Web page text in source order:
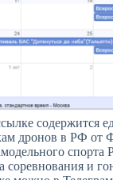
содержится
дронов в РФ от
спорта
соревнования и